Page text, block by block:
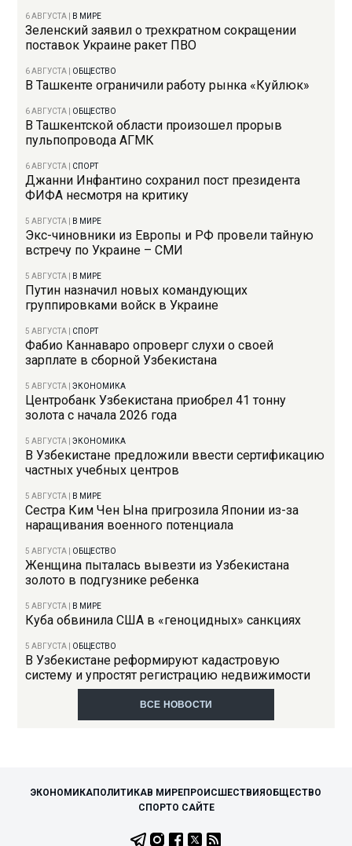
6 АВГУСТА В МИРЕ
Зеленский заявил о трехкратном сокращении
поставок Украине ракет ПВО
6 АВГУСТА ОБЩЕСТВО
В Ташкенте ограничили работу рынка «Куйлюк»
6 АВГУСТА ОБЩЕСТВО
В Ташкентской области произошел прорыв
пульпопровода АГМК
6 АВГУСТА СПОРТ
Джанни Инфантино сохранил пост президента
ФИФА несмотря на критику
5 АВГУСТА В МИРЕ
Экс-чиновники из Европы и РФ провели тайную
встречу по Украине – СМИ
5 АВГУСТА В МИРЕ
Путин назначил новых командующих
группировками войск в Украине
5 АВГУСТА СПОРТ
Фабио Каннаваро опроверг слухи о своей
зарплате в сборной Узбекистана
5 АВГУСТА |ЭКОНОМИКА
Центробанк Узбекистана приобрел 41 тонну
золота с начала 2026 года
5 АВГУСТА |ЭКОНОМИКА
В Узбекистане предложили ввести сертификацию
частных учебных центров
5 АВГУСТА В МИРЕ
Сестра Ким Чен Ына пригрозила Японии из-за
наращивания военного потенциала
5 АВГУСТА ОБЩЕСТВО
Женщина пыталась вывезти из Узбекистана
золото в подгузнике ребенка
5 АВГУСТА В МИРЕ
Куба обвинила США в «геноцидных» санкциях
5 АВГУСТА ОБЩЕСТВО
В Узбекистане реформируют кадастровую
систему и упростят регистрацию недвижимости
ВСЕ НОВОСТИ
ЭКОНОМИКАПОЛИТИКАВ МИРЕПРОИСШЕСТВИЯ ОБЩЕСТВО
СПОРТО САЙТЕ